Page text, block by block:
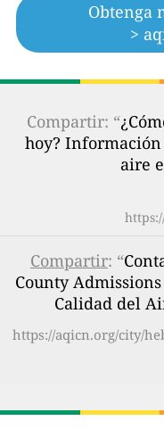
Obtenga
>
Compartir: “
hoy?
aire
Compartir: “
County
Calidad del
https://aqicn.org/city/